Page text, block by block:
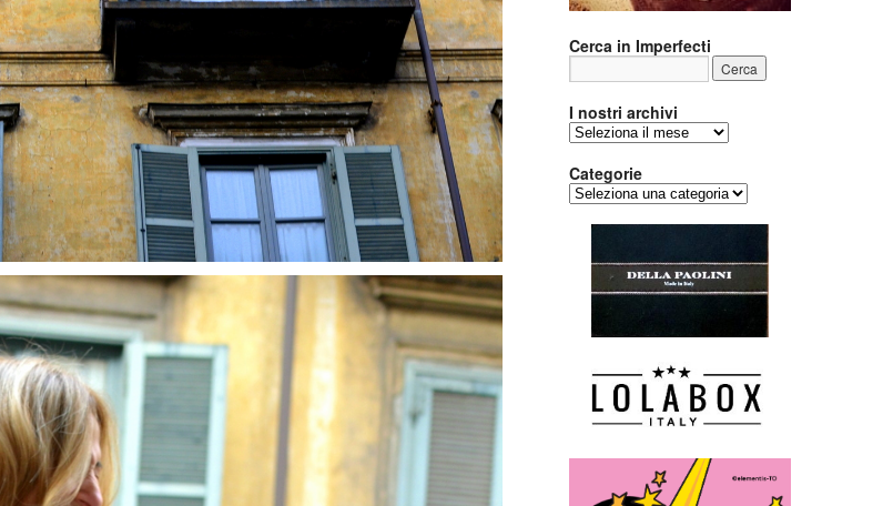
Cerca in Imperfecti
I nostri archivi
archivi
Categorie
Categorie